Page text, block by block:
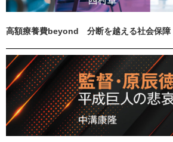
高額療養費beyond 分断を越える社会保障